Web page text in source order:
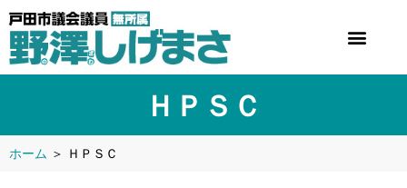
ＨＰＳＣ
ホーム ＞ ＨＰＳＣ